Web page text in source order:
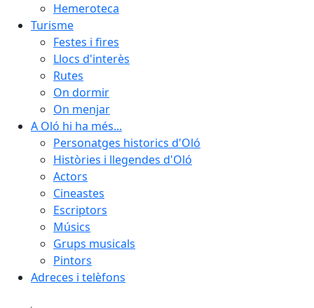
Hemeroteca
Turisme
Festes i fires
Llocs d'interès
Rutes
On dormir
On menjar
A Oló hi ha més...
Personatges historics d'Oló
Històries i llegendes d'Oló
Actors
Cineastes
Escriptors
Músics
Grups musicals
Pintors
Adreces i telèfons